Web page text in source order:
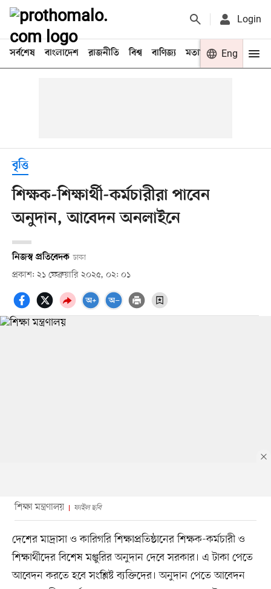
Login
সর্বশেষ বাংলাদেশ রাজনীতি বিশ্ব বাণিজ্য মতামত খেলা
Eng
বৃত্তি
শিক্ষক-শিক্ষার্থী-কর্মচারীরা পাবেন
অনুদান, আবেদন অনলাইনে
নিজস্ব প্রতিবেদক ঢাকা
প্রকাশ: ২১ ফেব্রুয়ারি ২০২৫, ০২: ০১
শিক্ষা মন্ত্রণালয় ফাইল ছবি
দেশের মাদ্রাসা ও কারিগরি শিক্ষাপ্রতিষ্ঠানের শিক্ষক-কর্মচারী ও
শিক্ষার্থীদের বিশেষ মঞ্জুরির অনুদান দেবে সরকার। এ টাকা পেতে
আবেদন করতে হবে সংশ্লিষ্ট ব্যক্তিদের। অনুদান পেতে আবেদন